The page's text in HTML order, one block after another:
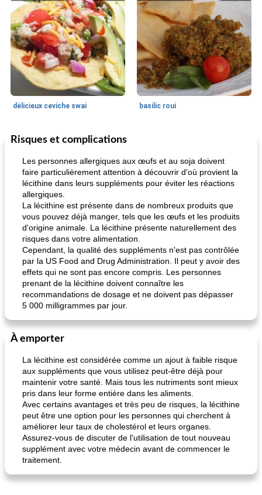
délicieux ceviche swai basilic roui
65min
Déjeuner / Snacks
pois chiches rôtis aux épices amandes au cheddar rôti
Risques et complications
Les personnes allergiques aux œufs et au soja doivent
faire particulièrement attention à découvrir d'où provient la
lécithine dans leurs suppléments pour éviter les réactions
allergiques.
La lécithine est présente dans de nombreux produits que
vous pouvez déjà manger, tels que les œufs et les produits
d'origine animale. La lécithine présente naturellement des
risques dans votre alimentation.
Cependant, la qualité des suppléments n'est pas contrôlée
par la US Food and Drug Administration. Il peut y avoir des
effets qui ne sont pas encore compris. Les personnes
prenant de la lécithine doivent connaître les
recommandations de dosage et ne doivent pas dépasser
5 000 milligrammes par jour.
À emporter
La lécithine est considérée comme un ajout à faible risque
aux suppléments que vous utilisez peut-être déjà pour
maintenir votre santé. Mais tous les nutriments sont mieux
pris dans leur forme entière dans les aliments.
Avec certains avantages et très peu de risques, la lécithine
peut être une option pour les personnes qui cherchent à
améliorer leur taux de cholestérol et leurs organes.
Assurez-vous de discuter de l'utilisation de tout nouveau
supplément avec votre médecin avant de commencer le
traitement.